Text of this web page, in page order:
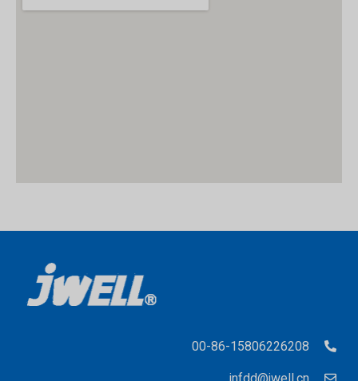
00-86-15806226208
infdd@jwell.cn